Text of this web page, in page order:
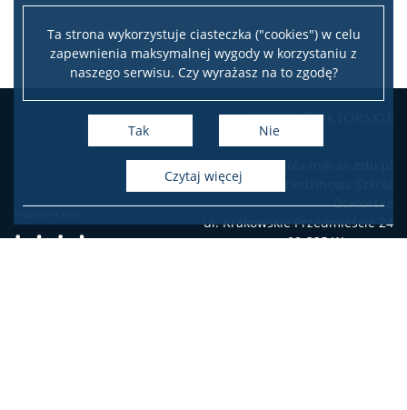
Ta strona wykorzystuje ciasteczka ("cookies") w celu
zapewnienia maksymalnej wygody w korzystaniu z
naszego serwisu. Czy wyrażasz na to zgodę?
Tak Nie
czytaj więcej
Szkoły Doktorskie
e-mail: szkola.m@uw.edu.pl
Międzydziedzinowa Szkoła
Doktorska
ul. Krakowskie Przedmieście 24
00-325 Warszawa